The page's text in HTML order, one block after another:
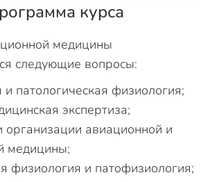
курса
медицины
следующие вопросы:
патологическая физиология;
экспертиза;
организации авиационной и
медицины;
физиология и патофизиология;